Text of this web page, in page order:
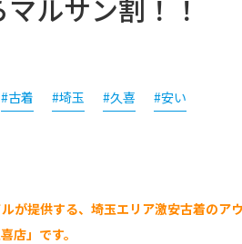
ルサン割！！
#古着 #埼玉 #久喜 #安い
が提供する、埼玉エリア激安古着のア
店」です。